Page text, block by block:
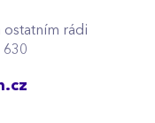
ostatním rádi
630